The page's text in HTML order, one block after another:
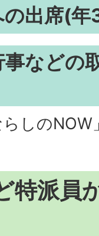
出席(年
などの
しの
特派員